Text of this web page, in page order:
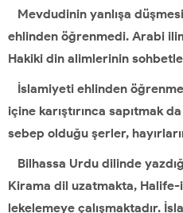
Mevdudinin yanlışa
ehlinden öğrenmedi. Arabi
Hakiki din alimlerinin
İslamiyeti ehlinden
içine karıştırınca sapıtmak
sebep olduğu şerler,
Bilhassa Urdu dilinde
Kirama dil uzatmakta, Halife-i
lekelemeye çalışmaktadır.